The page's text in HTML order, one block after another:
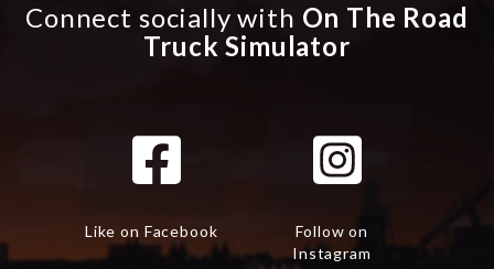
Connect socially with On The Road
Truck Simulator
Like on Facebook
Follow on
Instagram